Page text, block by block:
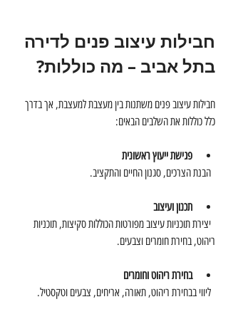
חבילות עיצוב פנים לדירה
בתל אביב – מה כוללות?
חבילות עיצוב פנים משתנות בין מעצבת למעצבת, אך בדרך
כלל כוללות את השלבים הבאים:
פגישת ייעוץ ראשונית
תכנון ועיצוב
  יצירת תוכניות עיצוב מפורטות הכוללות סקיצות, תוכניות
ריהוט, בחירת חומרים וצבעים.
בחירת ריהוט וחומרים